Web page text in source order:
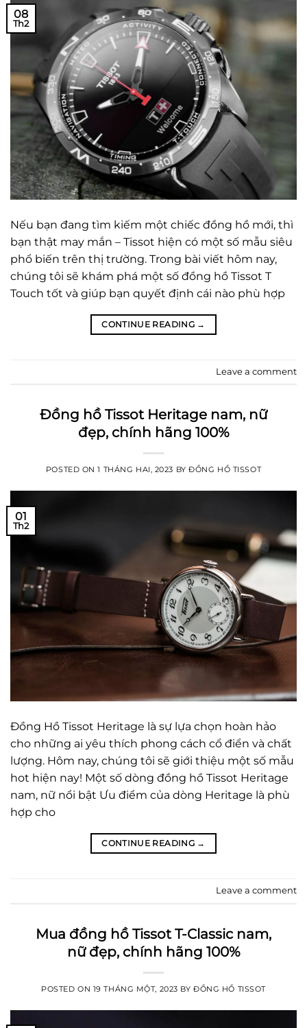
08
Th2
Nếu bạn đang tìm kiếm một chiếc đồng hồ mới, thì
bạn thật may mắn – Tissot hiện có một số mẫu siêu
phổ biến trên thị trường. Trong bài viết hôm nay,
chúng tôi sẽ khám phá một số đồng hồ Tissot T
Touch tốt và giúp bạn quyết định cái nào phù hợp
CONTINUE READING →
Leave a comment
Đồng hồ Tissot Heritage nam, nữ
đẹp, chính hãng 100%
POSTED ON1 THÁNG HAI, 2023 BYĐỒNG HỒ TISSOT
01
Th2
Đồng Hồ Tissot Heritage là sự lựa chọn hoàn hảo
cho những ai yêu thích phong cách cổ điển và chất
lượng. Hôm nay, chúng tôi sẽ giới thiệu một số mẫu
hot hiện nay! Một số dòng đồng hồ Tissot Heritage
nam, nữ nổi bật Ưu điểm của dòng Heritage là phù
hợp cho
CONTINUE READING →
Leave a comment
Mua đồng hồ Tissot T-Classic nam,
nữ đẹp, chính hãng 100%
POSTED ON 19 THÁNG MỘT, 2023 BYĐỒNG HỒ TISSOT